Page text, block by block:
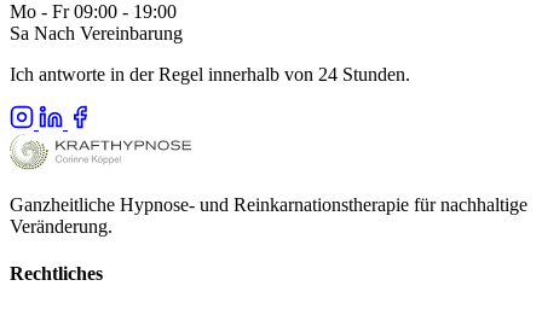
Mo - Fr 09:00 - 19:00
Sa Nach Vereinbarung
Ich antworte in der Regel innerhalb von 24 Stunden.
Ganzheitliche Hypnose- und Reinkarnationstherapie für nachhaltige
Veränderung.
Rechtliches